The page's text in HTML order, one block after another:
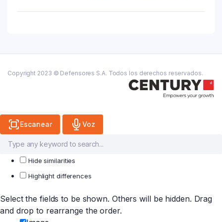
quantity
Copyright 2023 © Defensores S.A. Todos los derechos reservados.
Escanear Voz
Hide similarities
Highlight differences
Select the fields to be shown. Others will be hidden. Drag
and drop to rearrange the order.